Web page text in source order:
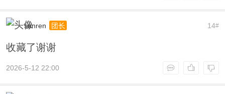
14#
sunren 团长
收藏了谢谢
2026-5-12 22:00